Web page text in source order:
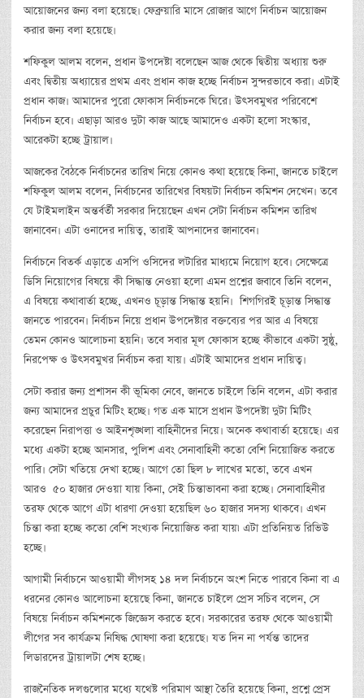
আয়োজনের জন্য বলা হয়েছে। ফেব্রুয়ারি মাসে রোজার আগে নির্বাচন আয়োজন
করার জন্য বলা হয়েছে।
শফিকুল আলম বলেন, প্রধান উপদেষ্টা বলেছেন আজ থেকে দ্বিতীয় অধ্যায় শুরু
এবং দ্বিতীয় অধ্যায়ের প্রথম এবং প্রধান কাজ হচ্ছে নির্বাচন সুন্দরভাবে করা। এটাই
প্রধান কাজ। আমাদের পুরো ফোকাস নির্বাচনকে ঘিরে। উৎসবমুখর পরিবেশে
নির্বাচন হবে। এছাড়া আরও দুটা কাজ আছে আমাদেও একটা হলো সংস্কার,
আরেকটা হচ্ছে ট্রায়াল।
আজকের বৈঠকে নির্বাচনের তারিখ নিয়ে কোনও কথা হয়েছে কিনা, জানতে চাইলে
শফিকুল আলম বলেন, নির্বাচনের তারিখের বিষয়টা নির্বাচন কমিশন দেখেন। তবে
যে টাইমলাইন অন্তর্বর্তী সরকার দিয়েছেন এখন সেটা নির্বাচন কমিশন তারিখ
জানাবেন। এটা ওনাদের দায়িত্ব, তারাই আপনাদের জানাবেন।
নির্বাচনে বিতর্ক এড়াতে এসপি ওসিদের লটারির মাধ্যমে নিয়োগ হবে। সেক্ষেত্রে
ডিসি নিয়োগের বিষয়ে কী সিদ্ধান্ত নেওয়া হলো এমন প্রশ্নের জবাবে তিনি বলেন,
এ বিষয়ে কথাবার্তা হচ্ছে, এখনও চূড়ান্ত সিদ্ধান্ত হয়নি। শিগগিরই চূড়ান্ত সিদ্ধান্ত
জানতে পারবেন। নির্বাচন নিয়ে প্রধান উপদেষ্টার বক্তব্যের পর আর এ বিষয়ে
তেমন কোনও আলোচনা হয়নি। তবে সবার মূল ফোকাস হচ্ছে কীভাবে একটা সুষ্ঠু,
নিরপেক্ষ ও উৎসবমুখর নির্বাচন করা যায়। এটাই আমাদের প্রধান দায়িত্ব।
সেটা করার জন্য প্রশাসন কী ভূমিকা নেবে, জানতে চাইলে তিনি বলেন, এটা করার
জন্য আমাদের প্রচুর মিটিং হচ্ছে। গত এক মাসে প্রধান উপদেষ্টা দুটা মিটিং
করেছেন নিরাপত্তা ও আইনশৃঙ্খলা বাহিনীদের নিয়ে। অনেক কথাবার্তা হয়েছে। এর
মধ্যে একটা হচ্ছে আনসার, পুলিশ এবং সেনাবাহিনী কতো বেশি নিয়োজিত করতে
পারি। সেটা খতিয়ে দেখা হচ্ছে। আগে তো ছিল ৮ লাখের মতো, তবে এখন
আরও ৫০ হাজার দেওয়া যায় কিনা, সেই চিন্তাভাবনা করা হচ্ছে। সেনাবাহিনীর
তরফ থেকে আগে এটা ধারণা দেওয়া হয়েছিল ৬০ হাজার সদস্য থাকবে। এখন
চিন্তা করা হচ্ছে কতো বেশি সংখ্যক নিয়োজিত করা যায়৷ এটা প্রতিনিয়ত রিভিউ
হচ্ছে।
আগামী নির্বাচনে আওয়ামী লীগসহ ১৪ দল নির্বাচনে অংশ নিতে পারবে কিনা বা এ
ধরনের কোনও আলোচনা হয়েছে কিনা, জানতে চাইলে প্রেস সচিব বলেন, সে
বিষয়ে নির্বাচন কমিশনকে জিজ্ঞেস করতে হবে। সরকারের তরফ থেকে আওয়ামী
লীগের সব কার্যক্রম নিষিদ্ধ ঘোষণা করা হয়েছে। যত দিন না পর্যন্ত তাদের
লিডারদের ট্রায়ালটা শেষ হচ্ছে।
রাজনৈতিক দলগুলোর মধ্যে যথেষ্ট পরিমাণ আস্থা তৈরি হয়েছে কিনা, প্রশ্নে প্রেস